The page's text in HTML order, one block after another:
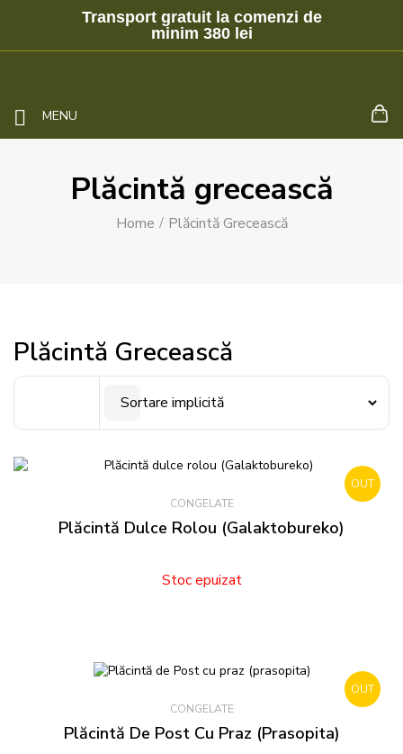
Transport gratuit la comenzi de
minim 380 lei
MENU
Plăcintă grecească
Home Plăcintă Grecească
Plăcintă Grecească
OUT
CONGELATE
Plăcintă Dulce Rolou (Galaktobureko)
Stoc epuizat
OUT
CONGELATE
Plăcintă De Post Cu Praz (prasopita)